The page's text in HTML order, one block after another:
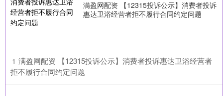
满盈网配资 【12315投诉公示】消费者投诉
惠达卫浴经营者拒不履行合同约定问题
1 ​满盈网配资 【12315投诉公示】消费者投诉惠达卫浴经营者
拒不履行合同约定问题